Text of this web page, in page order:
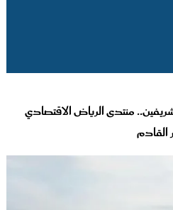
منتدى الرياض الاقتصادي